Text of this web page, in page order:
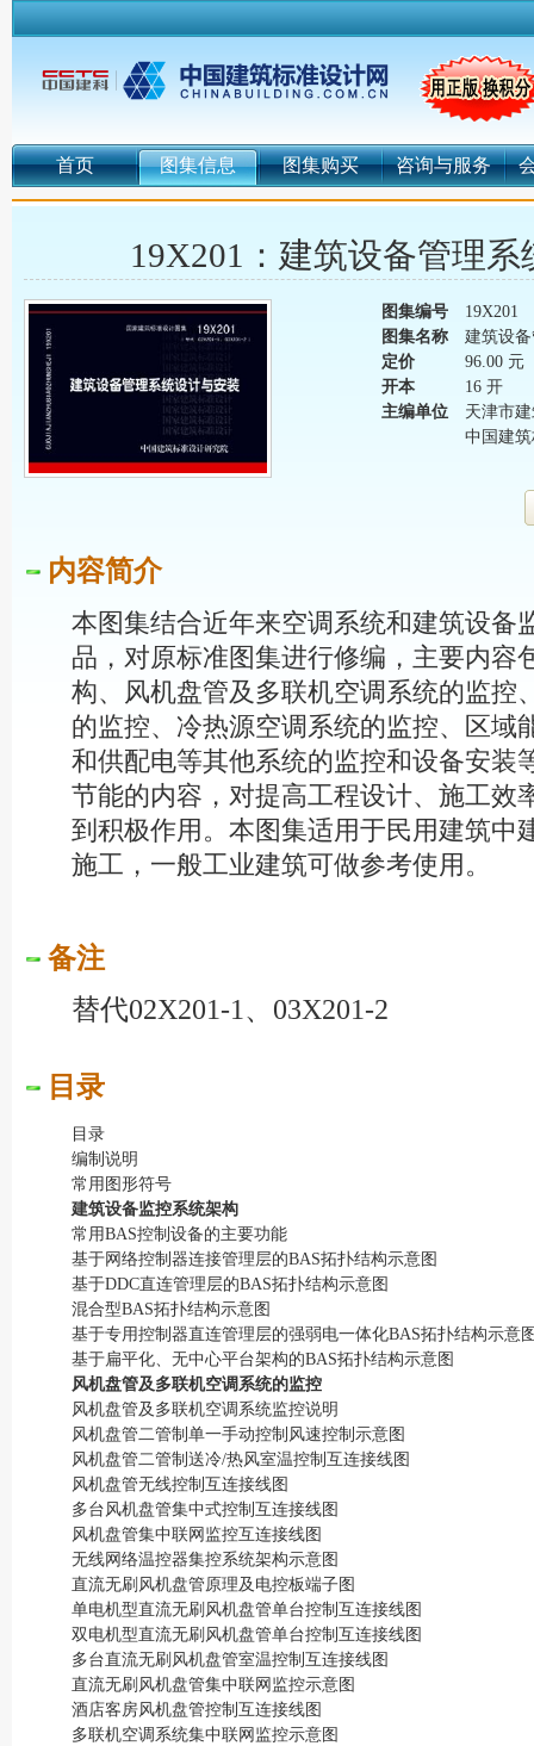
首页 图集信息 图集购买 咨询与服务
19X201：建筑设备管理
图集编号
19X201
图集名称
建筑设
定价
96.00 元
开本
16 开
主编单位
天津市
中国建
内容简介
本图集结合近年来空调系统和建筑设备
品，对原标准图集进行修编，主要内容
构、风机盘管及多联机空调系统的监控
的监控、冷热源空调系统的监控、区域
和供配电等其他系统的监控和设备安装
节能的内容，对提高工程设计、施工效
到积极作用。本图集适用于民用建筑中
施工，一般工业建筑可做参考使用。
备注
替代02X201-1、03X201-2
目录
目录
编制说明
常用图形符号
建筑设备监控系统架构
常用BAS控制设备的主要功能
基于网络控制器连接管理层的BAS拓扑结构示意图
基于DDC直连管理层的BAS拓扑结构示意图
混合型BAS拓扑结构示意图
基于专用控制器直连管理层的强弱电一体化BAS拓扑结构示意
基于扁平化、无中心平台架构的BAS拓扑结构示意图
风机盘管及多联机空调系统的监控
风机盘管及多联机空调系统监控说明
风机盘管二管制单一手动控制风速控制示意图
风机盘管二管制送冷/热风室温控制互连接线图
风机盘管无线控制互连接线图
多台风机盘管集中式控制互连接线图
风机盘管集中联网监控互连接线图
无线网络温控器集控系统架构示意图
直流无刷风机盘管原理及电控板端子图
单电机型直流无刷风机盘管单台控制互连接线图
双电机型直流无刷风机盘管单台控制互连接线图
多台直流无刷风机盘管室温控制互连接线图
直流无刷风机盘管集中联网监控示意图
酒店客房风机盘管控制互连接线图
多联机空调系统集中联网监控示意图